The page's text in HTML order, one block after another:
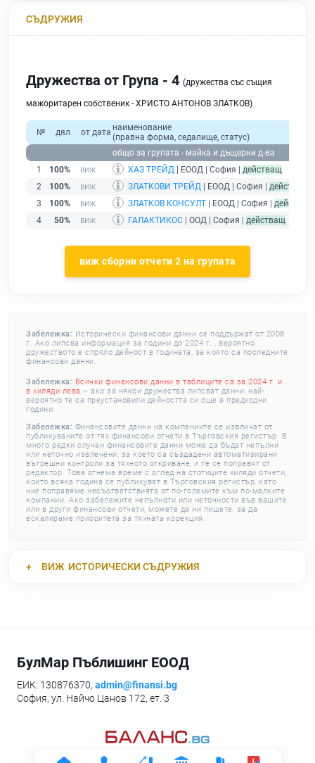
СЪДРУЖИЯ
Дружества от Група - 4 (дружества със същия
мажоритарен собственик - ХРИСТО АНТОНОВ ЗЛАТКОВ)
№ дял от дата наименование
(правна форма, седалище, статус)
общо за групата - майка и дъщерни д-ва
1
100% ХАЗ ТРЕЙД | ЕООД | София | действащ
2
100% ЗЛАТКОВИ ТРЕЙД | ЕООД | София | действащ
3
100% ЗЛАТКОВ КОНСУЛТ | ЕООД | София | действащ
4
50% ГАЛАКТИКОС | ООД | София | действащ
виж сборни отчети 2 на групата
Забележка: Исторически финансови данни се поддържат от 2008
г. Ако липсва информация за години до 2024 г. , вероятно
дружеството е спряло дейност в годината, за която са последните
финансови данни.
Забележка: Всички финансови данни в таблиците са за 2024 г. и
в хиляди лева – ако за някои дружества липсват данни, най-
вероятно те са преустановили дейността си още в предходни
години.
Забележка: Финансовите данни на компаниите се извличат от
публикуваните от тях финансови отчети в Търговския регистър. В
много редки случаи финансовите данни може да бъдат непълни
или неточно извлечени, за което са създадени автоматизирани
вътрешни контроли за тяхното откриване, и те се поправят от
редактор. Това отнема време с оглед на стотиците хиляди отчети,
които всяка година се публикуват в Търговския регистър, като
ние поправяме несъответствията от по-големите към по-малките
компании. Ако забележите непълноти или неточности във вашите
или в други финансови отчети, можете да ни пишете, за да
ескалираме приоритета за тяхната корекция.
ВИЖ ИСТОРИЧЕСКИ СЪДРУЖИЯ
БулМар Пъблишинг ЕООД
ЕИК: 130876370, admin@finansi.bg
София, ул. Найчо Цанов 172, ет. 3